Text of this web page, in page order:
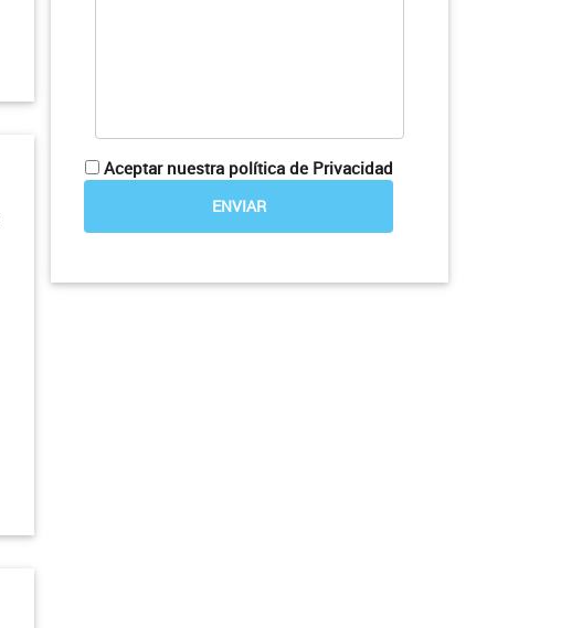
Aceptar nuestra política de Privacidad